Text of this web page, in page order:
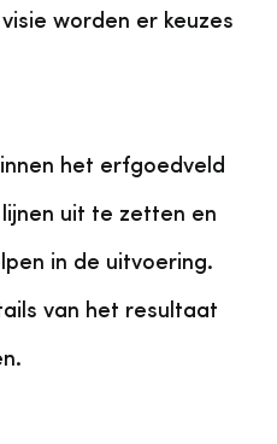
worden er keuzes
het erfgoedveld
uit te zetten en
in de uitvoering.
van het resultaat